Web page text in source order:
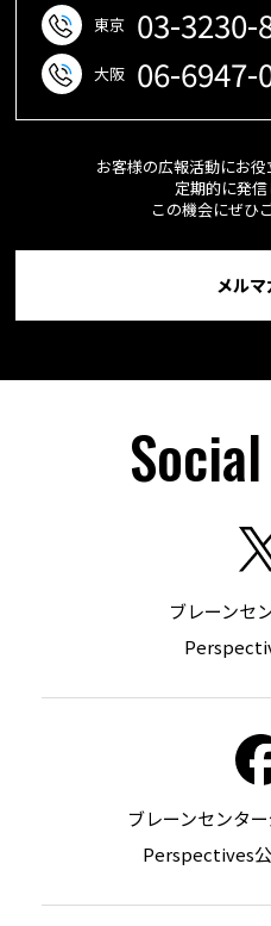
東京 03-3230-
大阪 06-6947-
お客様の広報活動にお役
定期的に発信
この機会にぜひ
メル
ブレーンセ
ブレーンセンタ
Perspectives